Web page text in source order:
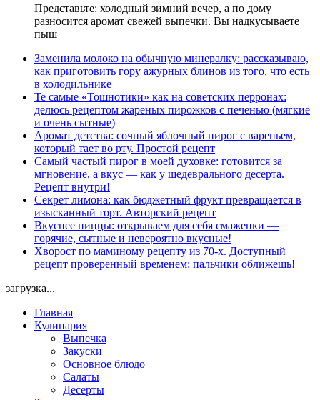
Представьте: холодный зимний вечер, а по дому
разносится аромат свежей выпечки. Вы надкусываете
пыш
Заменила молоко на обычную минералку: рассказываю,
как приготовить гору ажурных блинов из того, что есть
в холодильнике
Те самые «Тошнотики» как на советских перронах:
делюсь рецептом жареных пирожков с печенью (мягкие
и очень сытные)
Аромат детства: сочный яблочный пирог с вареньем,
который тает во рту. Простой рецепт
Самый частый пирог в моей духовке: готовится за
мгновение, а вкус — как у шедеврального десерта.
Рецепт внутри!
Секрет лимона: как бюджетный фрукт превращается в
изысканный торт. Авторский рецепт
Вкуснее пиццы: открываем для себя смаженки —
горячие, сытные и невероятно вкусные!
Хворост по маминому рецепту из 70-х. Доступный
рецепт проверенный временем: пальчики оближешь!
загрузка...
Главная
Кулинария
Выпечка
Закуски
Основное блюдо
Салаты
Десерты